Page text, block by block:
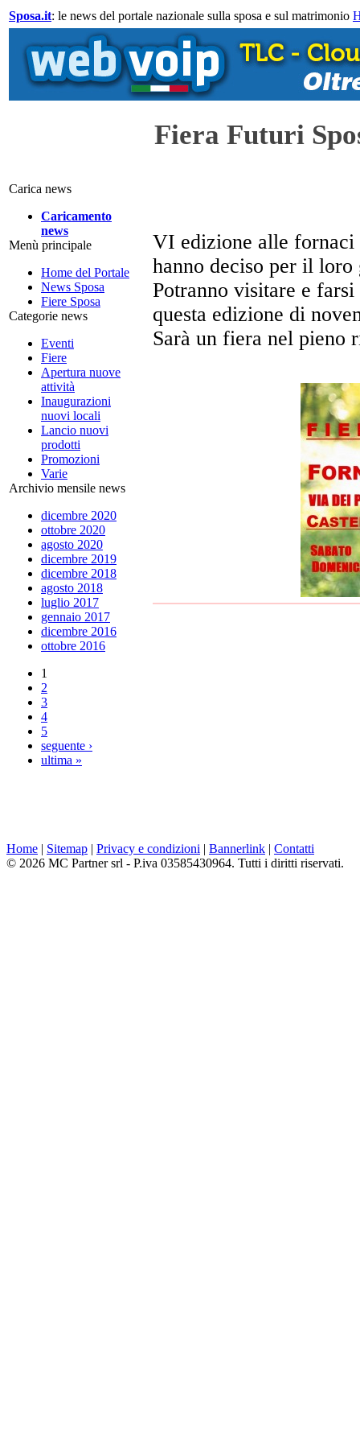
Sposa.it: le news del portale nazionale sulla sposa e sul matrimonio
Carica news
Caricamento
news
Menù principale
Home del Portale
News Sposa
Fiere Sposa
Categorie news
Eventi
Fiere
Apertura nuove
attività
Inaugurazioni
nuovi locali
Lancio nuovi
prodotti
Promozioni
Varie
Archivio mensile news
dicembre 2020
ottobre 2020
agosto 2020
dicembre 2019
dicembre 2018
agosto 2018
luglio 2017
gennaio 2017
dicembre 2016
ottobre 2016
1
2
3
4
5
seguente ›
ultima »
Fiera Futuri
VI edizione alle fornaci
hanno deciso per il
Potranno visitare e
questa edizione di
Sarà un fiera nel pieno
Home | Sitemap | Privacy e condizioni | Bannerlink | Contatti
© 2026 MC Partner srl - P.iva 03585430964. Tutti i diritti riservati.